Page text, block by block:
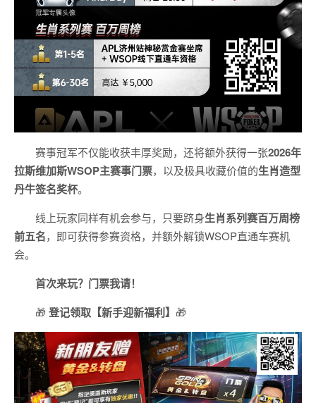
赛事冠军不仅能收获丰厚奖励，还将额外获得一张2026年
拉斯维加斯WSOP主赛事门票，以及极具收藏价值的生肖造型
丹牛签名奖杯。
线上玩家同样有机会参与，只要跻身生肖系列赛百万周榜
前五名，即可获得参赛资格，并额外解锁WSOP直通车赛机
会。
首次来玩？门票我请！
🎁 登记领取【新手迎新福利】 🎁